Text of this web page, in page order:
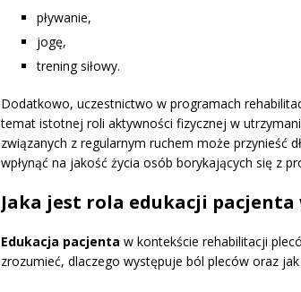
pływanie,
jogę,
trening siłowy.
Dodatkowo, uczestnictwo w programach
temat istotnej roli aktywności fizycznej w
związanych z regularnym ruchem może przynieść
wpłynąć na jakość życia osób borykających się z
Jaka jest rola edukacji
Edukacja pacjenta w kontekście rehabilitacji
zrozumieć, dlaczego występuje ból pleców oraz jak